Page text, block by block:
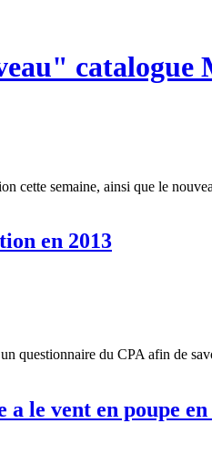
cette semaine, ainsi que le
en 2013
questionnaire du CPA afin de
le vent en poupe en